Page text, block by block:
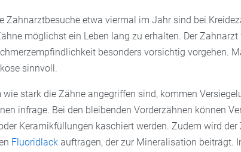
Zahnarztbesuche etwa viermal im Jahr sind bei
möglichst ein Leben lang zu erhalten. Der
besonders vorsichtig vorgehen.
sinnvoll.
stark die Zähne angegriffen sind, kommen
infrage. Bei den bleibenden Vorderzähnen können
Keramikfüllungen kaschiert werden. Zudem wird
Fluoridlackauftragen, der zur Mineralisation beiträgt.